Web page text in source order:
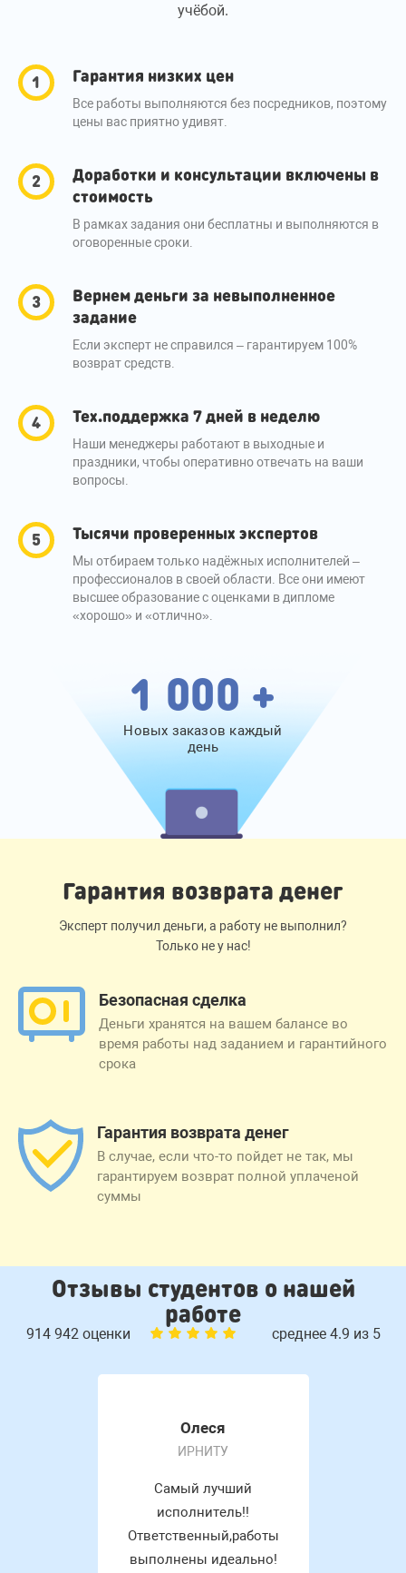
учёбой.
Гарантия низких цен
Все работы выполняются без посредников, поэтому
цены вас приятно удивят.
Доработки и консультации включены в
стоимость
В рамках задания они бесплатны и выполняются в
оговоренные сроки.
Вернем деньги за невыполненное
задание
Если эксперт не справился – гарантируем 100%
возврат средств.
Тех.поддержка 7 дней в неделю
Наши менеджеры работают в выходные и
праздники, чтобы оперативно отвечать на ваши
вопросы.
Тысячи проверенных экспертов
Мы отбираем только надёжных исполнителей –
профессионалов в своей области. Все они имеют
высшее образование с оценками в дипломе
«хорошо» и «отлично».
1 000 +
Новых заказов каждый
день
Гарантия возврата денег
Эксперт получил деньги, а работу не выполнил?
Только не у нас!
Безопасная сделка
Деньги хранятся на вашем балансе во
время работы над заданием и гарантийного
срока
Гарантия возврата денег
В случае, если что-то пойдет не так, мы
гарантируем возврат полной уплаченой
суммы
Отзывы студентов о нашей
работе
914 942 оценки среднее 4.9 из 5
Олеся
ИРНИТУ
Самый лучший
исполнитель!!
Ответственный,работы
выполнены идеально!